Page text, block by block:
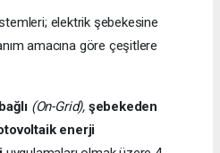
elektrik şebekesine
amacına göre çeşitlere
(On-Grid), şebekeden
enerji